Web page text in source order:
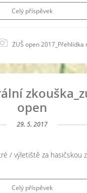
Celý příspěvek
ZUŠ open
open
29. 5. 2017
/ výletiště za hasičskou
Celý příspěvek